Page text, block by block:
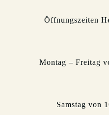
Öffnungszeiten
Montag – Freitag
Samstag von